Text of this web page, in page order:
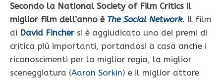
Secondo la National Society of Film Critics il
miglior film dell’anno è The Social Network. Il film
di David Fincher si è aggiudicato uno dei premi di
critica più importanti, portandosi a casa anche i
riconoscimenti per la miglior regia, la miglior
sceneggiatura (Aaron Sorkin) e il miglior attore